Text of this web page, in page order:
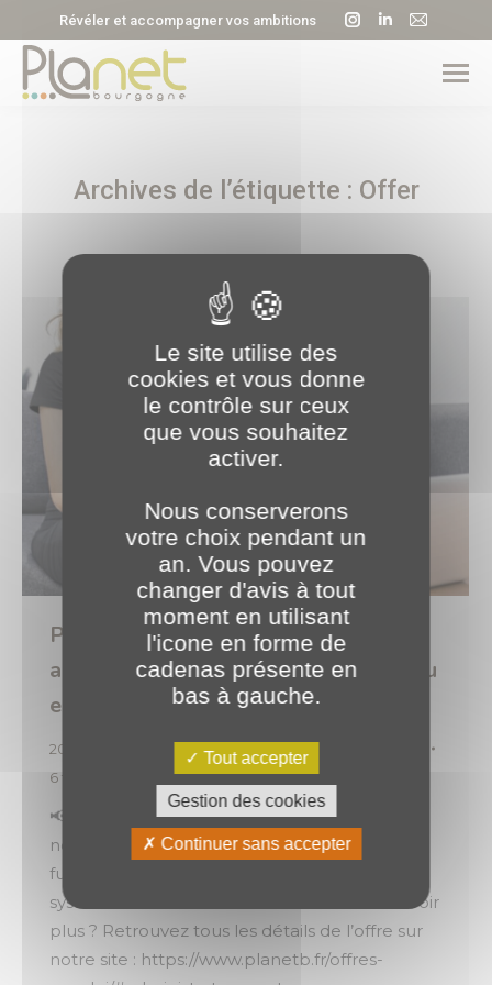
Révéler et accompagner vos ambitions
La
page
Instagram
nouvelle
fenêtre
La
page
LinkedIn
nouvelle
fenêtre
La
page
E-
Archives de l’étiquette : Offer
PLANET Bourgogne recrute un(e)
administrateur(rice) système & réseau
en CDI !
2025 Vie de l'entreprise & des équipes
6 février 2025
📢 Une opportunité de plus pour rejoindre
notre équipe ! 📢 Nous recherchons notre
futur(e) collègue : un(e) administrateur(rice)
système et réseau en CDI ! 👉 Envie d’en savoir
plus ? Retrouvez tous les détails de l’offre sur
notre site : https://www.planetb.fr/offres-
Le site utilise des
cookies et vous donne
le contrôle sur ceux
que vous souhaitez
activer.
Nous conserverons
votre choix pendant un
an. Vous pouvez
changer d'avis à tout
moment en utilisant
l'icone en forme de
cadenas présente en
bas à gauche.
Tout accepter
Gestion des cookies
Continuer sans accepter